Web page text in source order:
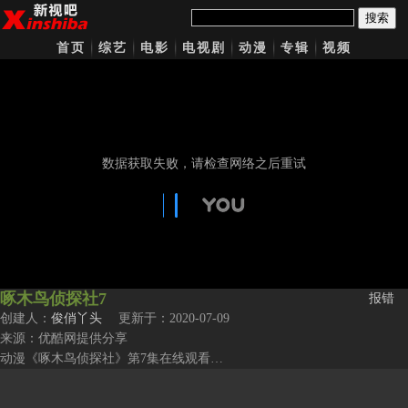
搜索
首页 综艺 电影 电视剧 动漫 专辑 视频
啄木鸟侦探社7
报错
创建人： 俊俏丫头 更新于：2020-07-09
来源：优酷网提供分享
动漫《啄木鸟侦探社》第7集在线观看…